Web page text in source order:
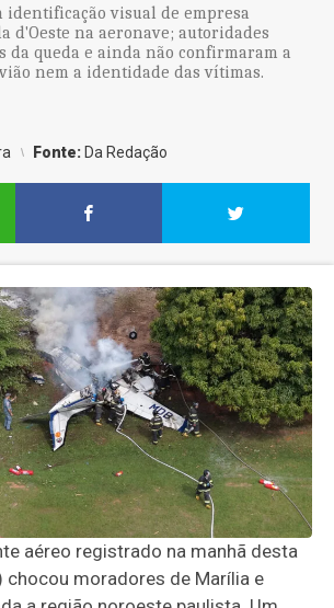
identificação visual de empresa
d'Oeste na aeronave; autoridades
da queda e ainda não confirmaram a
nem a identidade das vítimas.
Fonte: Da Redação
aéreo registrado na manhã desta
moradores de Marília e